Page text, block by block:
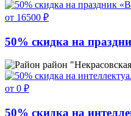
от 16500 ₽
50% скидка на
район
от 0 ₽
50% скидка на